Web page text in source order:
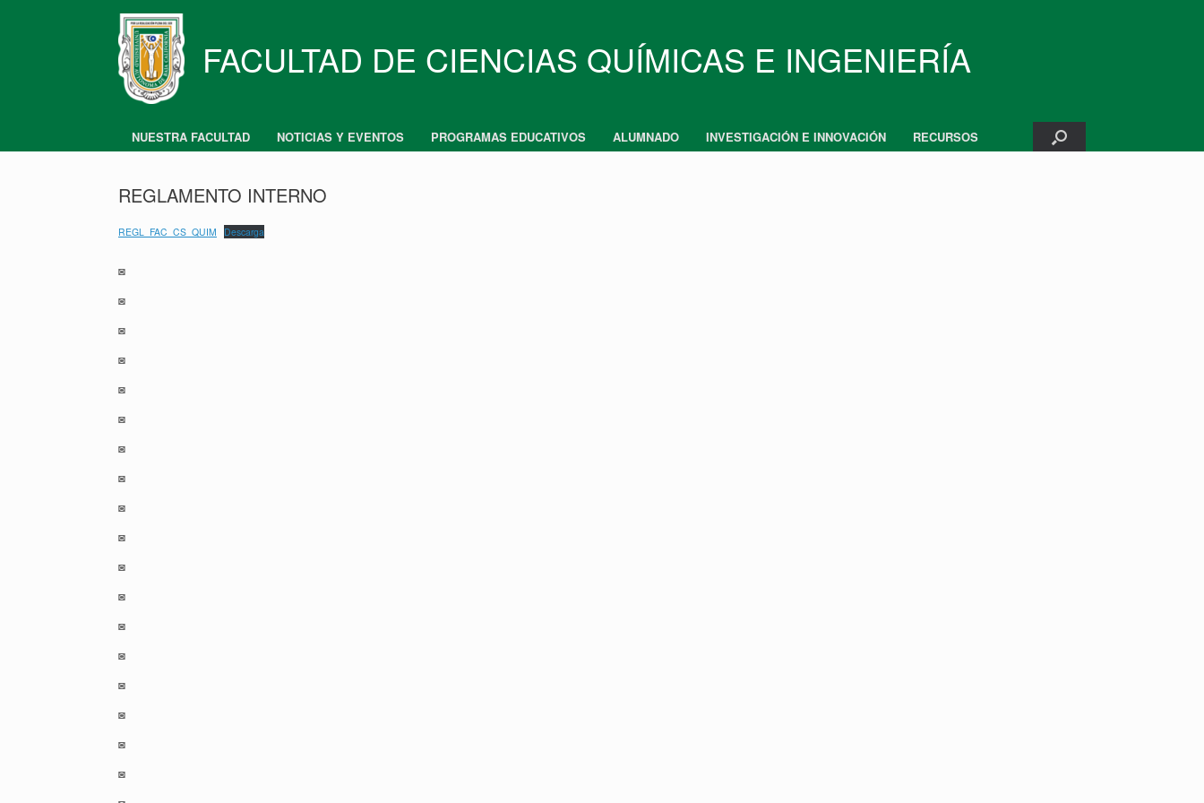
FACULTAD DE CIENCIAS QUÍMICAS E INGENIERÍA
NUESTRA FACULTAD NOTICIAS Y EVENTOS PROGRAMAS EDUCATIVOS ALUMNADO INVESTIGACIÓN E INNOVACIÓN RECURSOS
REGLAMENTO INTERNO
REGL_FAC_CS_QUIM Descarga
◙
◙
◙
◙
◙
◙
◙
◙
◙
◙
◙
◙
◙
◙
◙
◙
◙
◙